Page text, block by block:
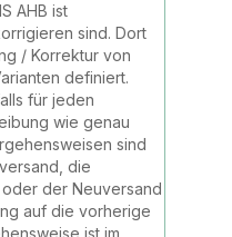
AHB ist
sind. Dort
/ Korrektur von
definiert.
für jeden
wie genau
sind
die
der Neuversand
auf die vorherige
ist im